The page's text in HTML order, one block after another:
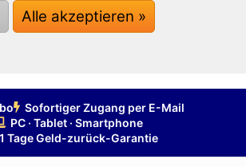
Sofortiger Zugang per E-Mail
PC · Tablet · Smartphone
Tage Geld-zurück-Garantie
Alle akzeptieren »